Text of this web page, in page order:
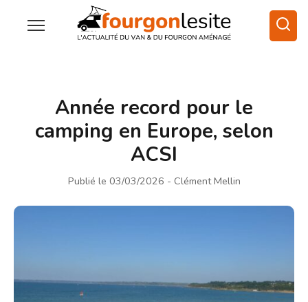
Année record pour le
camping en Europe, selon
ACSI
Publié le 03/03/2026 - Clément Mellin